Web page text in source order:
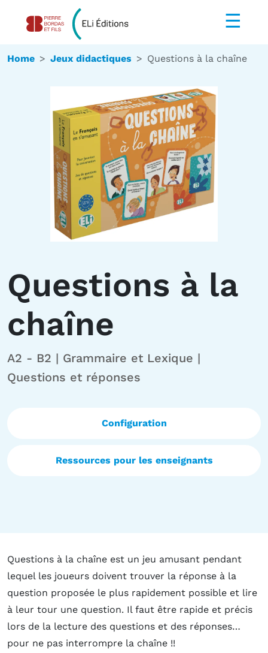
☰
Home Jeux didactiques Questions à la chaîne
Questions à la
chaîne
A2 - B2 | Grammaire et Lexique |
Questions et réponses
Configuration
Ressources pour les enseignants
Questions à la chaîne est un jeu amusant pendant
lequel les joueurs doivent trouver la réponse à la
question proposée le plus rapidement possible et lire
à leur tour une question. Il faut être rapide et précis
lors de la lecture des questions et des réponses…
pour ne pas interrompre la chaîne !!